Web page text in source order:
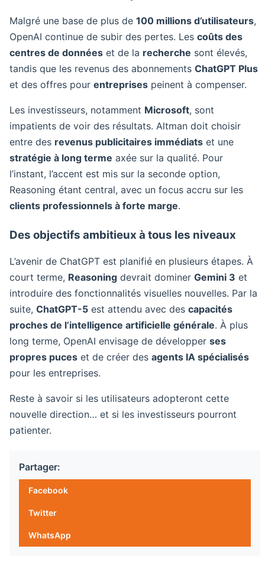
Malgré une base de plus de 100 millions d’utilisateurs,
OpenAI continue de subir des pertes. Les coûts des
centres de données et de la recherche sont élevés,
tandis que les revenus des abonnements ChatGPT Plus
et des offres pour entreprises peinent à compenser.
Les investisseurs, notamment Microsoft, sont
impatients de voir des résultats. Altman doit choisir
entre des revenus publicitaires immédiats et une
stratégie à long terme axée sur la qualité. Pour
l’instant, l’accent est mis sur la seconde option,
Reasoning étant central, avec un focus accru sur les
clients professionnels à forte marge.
Des objectifs ambitieux à tous les niveaux
L’avenir de ChatGPT est planifié en plusieurs étapes. À
court terme, Reasoning devrait dominer Gemini 3 et
introduire des fonctionnalités visuelles nouvelles. Par la
suite, ChatGPT-5 est attendu avec des capacités
proches de l’intelligence artificielle générale. À plus
long terme, OpenAI envisage de développer ses
propres puces et de créer des agents IA spécialisés
pour les entreprises.
Reste à savoir si les utilisateurs adopteront cette
nouvelle direction… et si les investisseurs pourront
patienter.
Partager:
Facebook
Twitter
WhatsApp